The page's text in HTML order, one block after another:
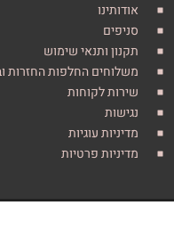
ותנאי שימוש
החלפות החזרות וביטולים
לקוחות
עוגיות
פרטיות